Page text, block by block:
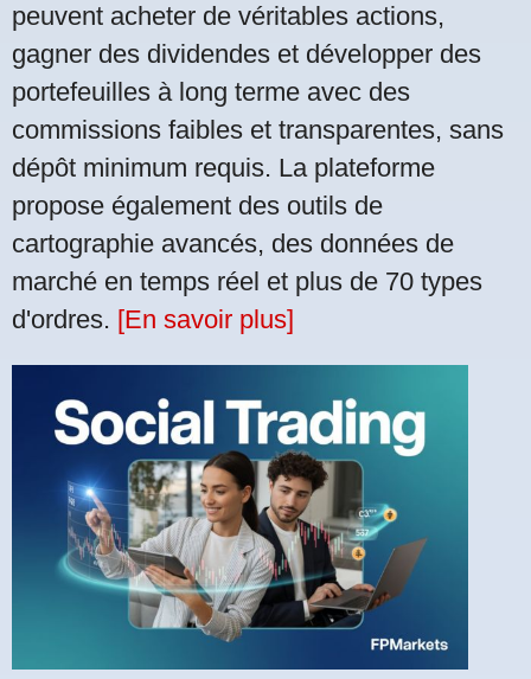
peuvent acheter de véritables actions,
gagner des dividendes et développer des
portefeuilles à long terme avec des
commissions faibles et transparentes, sans
dépôt minimum requis. La plateforme
propose également des outils de
cartographie avancés, des données de
marché en temps réel et plus de 70 types
d'ordres. [En savoir plus]